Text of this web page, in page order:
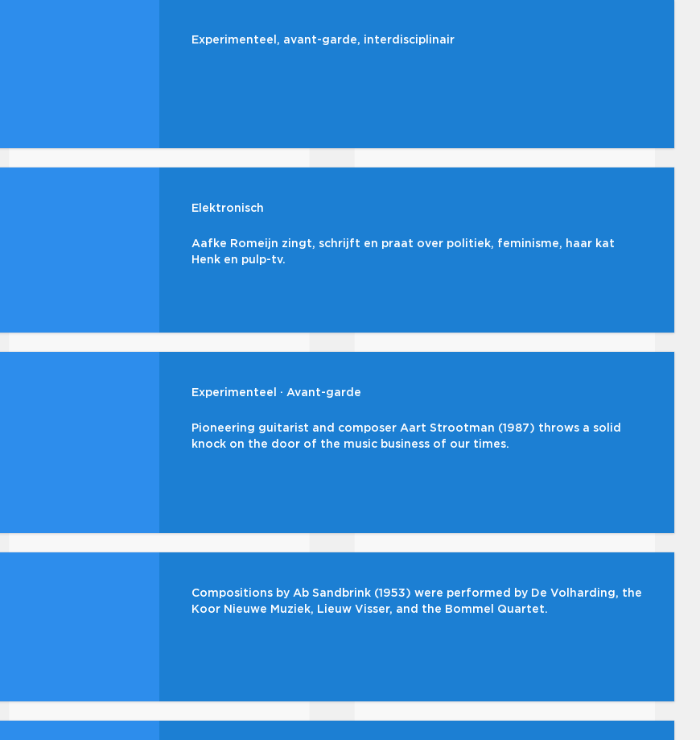
Experimenteel, avant-garde, interdisciplinair
Elektronisch
Aafke Romeijn zingt, schrijft en praat over politiek, feminisme, haar kat
Henk en pulp-tv.
Experimenteel Avant-garde
Pioneering guitarist and composer Aart Strootman (1987) throws a solid
knock on the door of the music business of our times.
Compositions by Ab Sandbrink (1953) were performed by De Volharding, the
Koor Nieuwe Muziek, Lieuw Visser, and the Bommel Quartet.